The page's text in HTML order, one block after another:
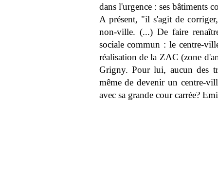
dans l'urgence : ses bâtiments
A présent, "il s'agit de
non-ville. (...) De faire
sociale commun : le centre-
réalisation de la ZAC (zone
Grigny. Pour lui, aucun des
même de devenir un centre-
avec sa grande cour carrée?